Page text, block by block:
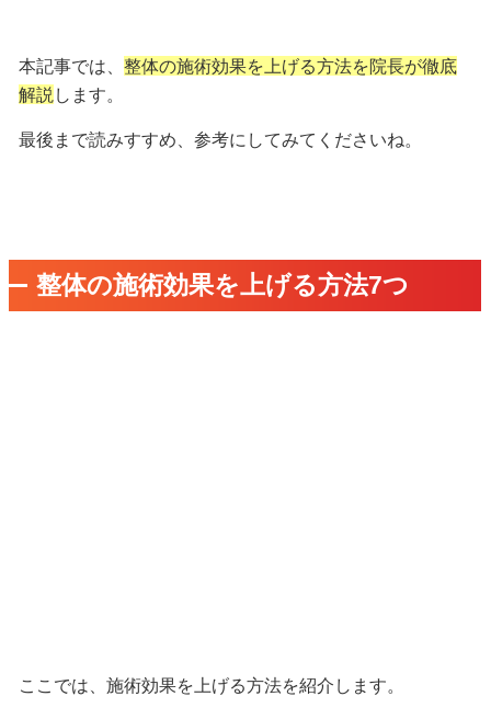
本記事では、 整体の施術効果を上げる方法を院長が徹底
解説 します。
最後まで読みすすめ、参考にしてみてくださいね。
整体の施術効果を上げる方法7つ
ここでは、施術効果を上げる方法を紹介します。